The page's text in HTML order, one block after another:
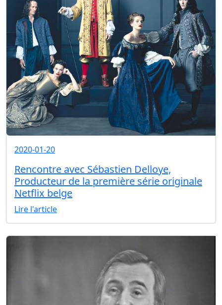
2020-01-20
Rencontre avec Sébastien Delloye,
Producteur de la première série originale
Netflix belge
Lire l'article